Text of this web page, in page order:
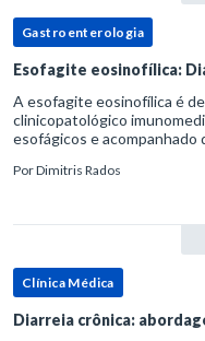
Gastroenterologia
Esofagite eosinofílica:
A esofagite eosinofílica é
clinicopatológico
esofágicos e
refluxo gastr
PorDimitris Rados
Clínica Médica
Diarreia crônica: